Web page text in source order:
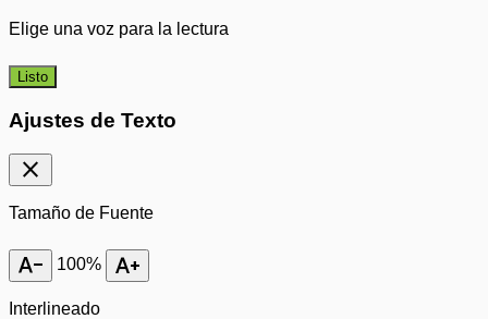
Elige una voz para la lectura
Listo
Ajustes de Texto
close
Tamaño de Fuente
text_decrease 100% text_increase
Interlineado